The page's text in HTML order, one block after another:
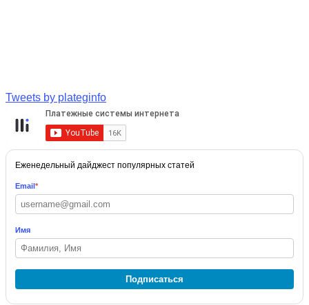
Tweets by plateginfo
Еженедельный дайджест популярных статей
Email*
Имя
Подписаться